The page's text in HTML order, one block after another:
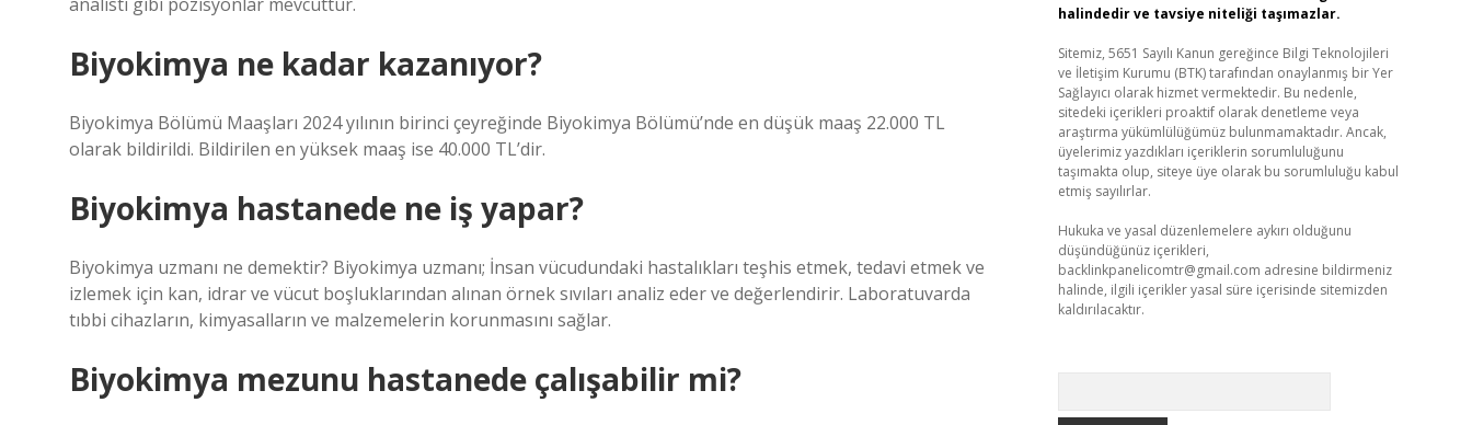
Biyokimya ne kadar kazanıyor?
Biyokimya Bölümü Maaşları 2024 yılının birinci çeyreğinde Biyokimya Bölümü’nde en düşük maaş 22.000 TL
olarak bildirildi. Bildirilen en yüksek maaş ise 40.000 TL’dir.
Biyokimya hastanede ne iş yapar?
Biyokimya uzmanı ne demektir? Biyokimya uzmanı; İnsan vücudundaki hastalıkları teşhis etmek, tedavi etmek ve
izlemek için kan, idrar ve vücut boşluklarından alınan örnek sıvıları analiz eder ve değerlendirir. Laboratuvarda
tıbbi cihazların, kimyasalların ve malzemelerin korunmasını sağlar.
Biyokimya mezunu hastanede çalışabilir mi?
halindedir ve tavsiye niteliği taşımazlar.
Sitemiz, 5651 Sayılı Kanun gereğince Bilgi Teknolojileri
ve İletişim Kurumu (BTK) tarafından onaylanmış bir Yer
Sağlayıcı olarak hizmet vermektedir. Bu nedenle,
sitedeki içerikleri proaktif olarak denetleme veya
araştırma yükümlülüğümüz bulunmamaktadır. Ancak,
üyelerimiz yazdıkları içeriklerin sorumluluğunu
taşımakta olup, siteye üye olarak bu sorumluluğu kabul
etmiş sayılırlar.
Hukuka ve yasal düzenlemelere aykırı olduğunu
düşündüğünüz içerikleri,
backlinkpanelicomtr@gmail.com adresine bildirmeniz
halinde, ilgili içerikler yasal süre içerisinde sitemizden
kaldırılacaktır.